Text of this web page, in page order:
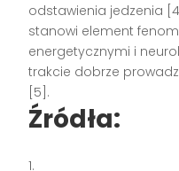
odstawienia jedzenia
stanowi element
energetycznymi i
trakcie dobrze
[5].
Źródła: